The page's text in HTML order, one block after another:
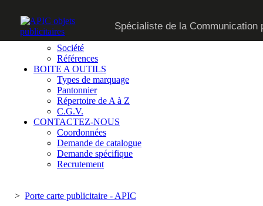
Spécialiste de la Communication
CATALOGUE
SUR MESURE
QUI SOMMES-NOUS
Société
Références
BOITE A OUTILS
Types de marquage
Pantonnier
Répertoire de A à Z
C.G.V.
CONTACTEZ-NOUS
Coordonnées
Demande de catalogue
Demande spécifique
Recrutement
> Porte carte publicitaire - APIC